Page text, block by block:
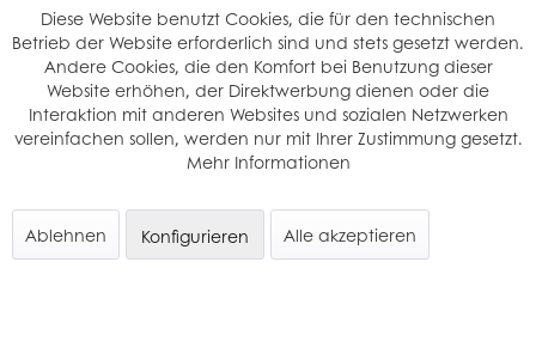
Impressum
* Wir behalten uns vor den Jahrgang auszuwählen, sollten mehrere
Jahrgänge verfügbar sein.
© Saffers WinzerWelt - alle Rechte vorbehalten
Diese Website benutzt Cookies, die für den technischen
Betrieb der Website erforderlich sind und stets gesetzt werden.
Andere Cookies, die den Komfort bei Benutzung dieser
Website erhöhen, der Direktwerbung dienen oder die
Interaktion mit anderen Websites und sozialen Netzwerken
vereinfachen sollen, werden nur mit Ihrer Zustimmung gesetzt.
Mehr Informationen
Ablehnen Alle akzeptieren
Konfigurieren